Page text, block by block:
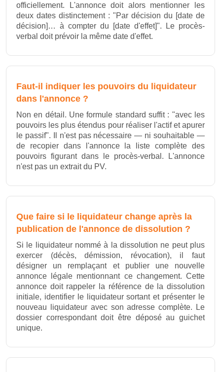
officiellement. L'annonce doit alors mentionner les
deux dates distinctement : "Par décision du [date de
décision]… à compter du [date d'effet]". Le procès-
verbal doit prévoir la même date d'effet.
Faut-il indiquer les pouvoirs du liquidateur
dans l'annonce ?
Non en détail. Une formule standard suffit : "avec les
pouvoirs les plus étendus pour réaliser l'actif et apurer
le passif". Il n'est pas nécessaire — ni souhaitable —
de recopier dans l'annonce la liste complète des
pouvoirs figurant dans le procès-verbal. L'annonce
n'est pas un extrait du PV.
Que faire si le liquidateur change après la
publication de l'annonce de dissolution ?
Si le liquidateur nommé à la dissolution ne peut plus
exercer (décès, démission, révocation), il faut
désigner un remplaçant et publier une nouvelle
annonce légale mentionnant ce changement. Cette
annonce doit rappeler la référence de la dissolution
initiale, identifier le liquidateur sortant et présenter le
nouveau liquidateur avec son adresse complète. Le
dossier correspondant doit être déposé au guichet
unique.